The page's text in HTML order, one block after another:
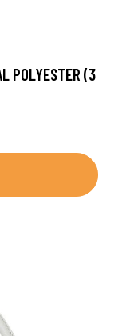
POLYESTER (3